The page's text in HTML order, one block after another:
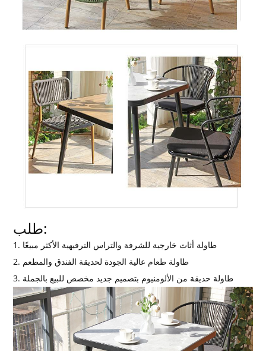
طلب:
1. طاولة أثاث خارجية للشرفة والتراس الترفيهية الأكثر مبيعًا
2. طاولة طعام عالية الجودة لحديقة الفندق والمطعم
3. طاولة حديقة من الألومنيوم بتصميم جديد مخصص للبيع بالجملة